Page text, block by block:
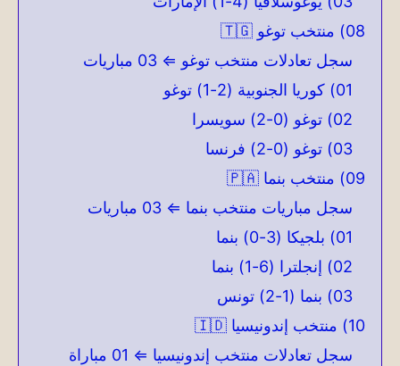
08) منتخب توغو 🇹🇬
سجل تعادلات منتخب توغو ⇐ 03 مباريات
01) كوريا الجنوبية (2-1) توغو
02) توغو (0-2) سويسرا
03) توغو (0-2) فرنسا
09) منتخب بنما 🇵🇦
سجل مباريات منتخب بنما ⇐ 03 مباريات
01) بلجيكا (3-0) بنما
02) إنجلترا (6-1) بنما
03) بنما (1-2) تونس
10) منتخب إندونيسيا 🇮🇩
سجل تعادلات منتخب إندونيسيا ⇐ 01 مباراة